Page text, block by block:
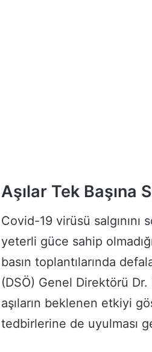
Aşılar Tek Başına
Covid-19 virüsü salgınını
yeterli güce sahip
basın toplantılarında
(DSÖ) Genel Direktörü
aşıların beklenen etkiyi
tedbirlerine de uyulması